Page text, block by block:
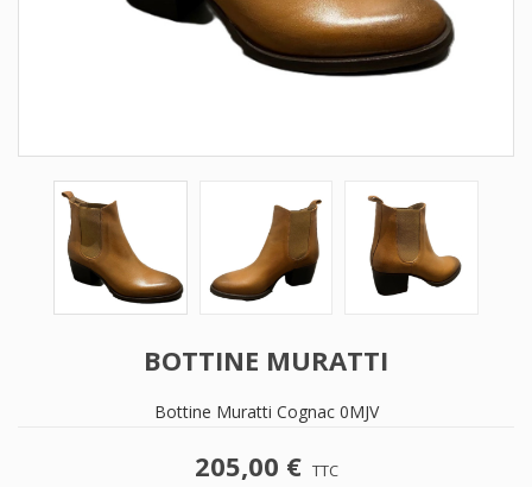
BOTTINE MURATTI
Bottine Muratti Cognac 0MJV
205,00 € TTC